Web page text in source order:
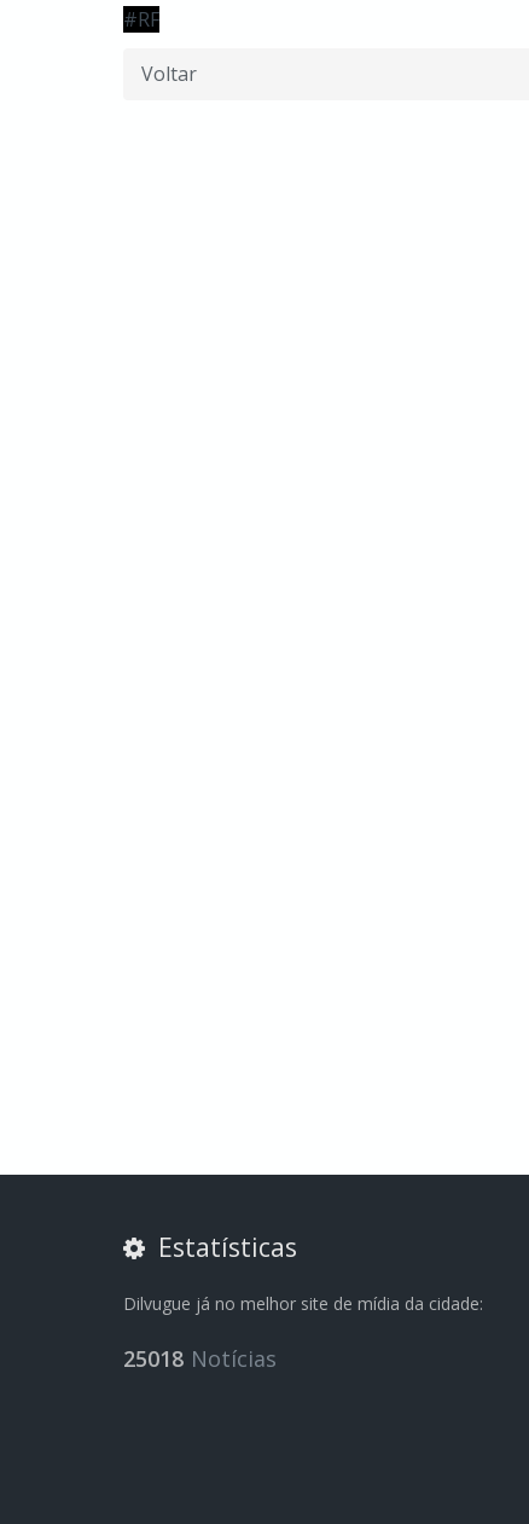
#RF
Voltar
Estatísticas
Dilvugue já no melhor site de mídia da cidade:
25018 Notícias